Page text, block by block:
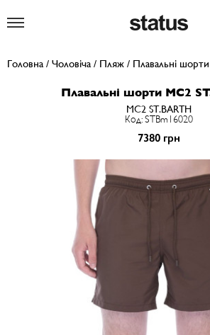
Головна / Чоловіча / Пляж / Плавальні шорти
Плавальні шорти MC2
MC2 ST.BARTH
Код: STBm16020
7380 грн